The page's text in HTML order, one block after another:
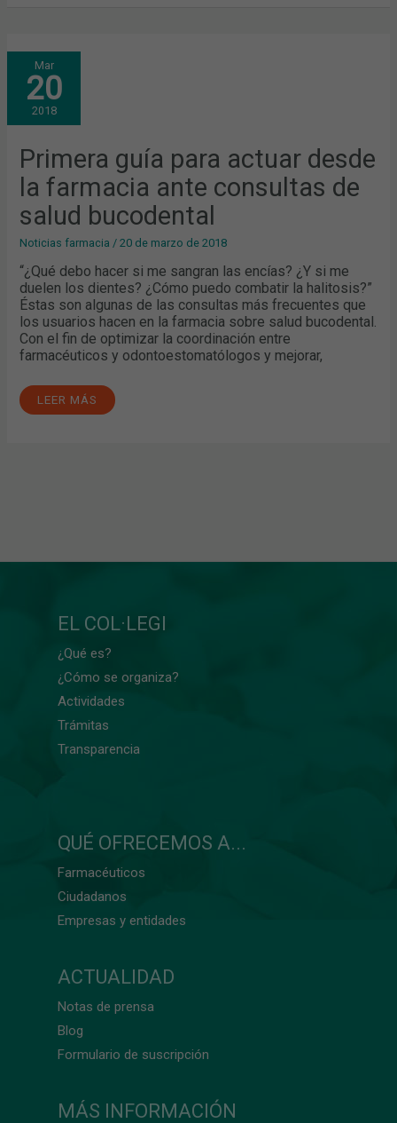
Mar
20
2018
Primera guía para actuar desde
la farmacia ante consultas de
salud bucodental
Noticias farmacia /20 de marzo de 2018
“¿Qué debo hacer si me sangran las encías? ¿Y si me
duelen los dientes? ¿Cómo puedo combatir la halitosis?”
Éstas son algunas de las consultas más frecuentes que
los usuarios hacen en la farmacia sobre salud bucodental.
Con el fin de optimizar la coordinación entre
farmacéuticos y odontoestomatólogos y mejorar,
PRIMERA
GUÍA
PARA
ACTUAR
DESDE
LA
FARMACIA
CONSULTAS
DE
SALUD
BUCODENTAL
LEER MÁS
EL COL·LEGI
¿Qué es?
¿Cómo se organiza?
Actividades
Trámitas
Transparencia
QUÉ OFRECEMOS A...
Farmacéuticos
Ciudadanos
Empresas y entidades
ACTUALIDAD
Notas de prensa
Blog
Formulario de suscripción
MÁS INFORMACIÓN